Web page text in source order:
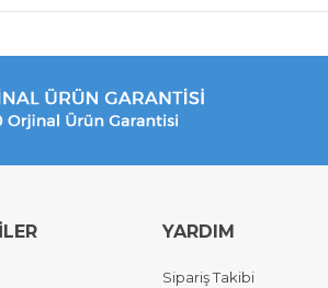
YARDIM
Sipariş Takibi